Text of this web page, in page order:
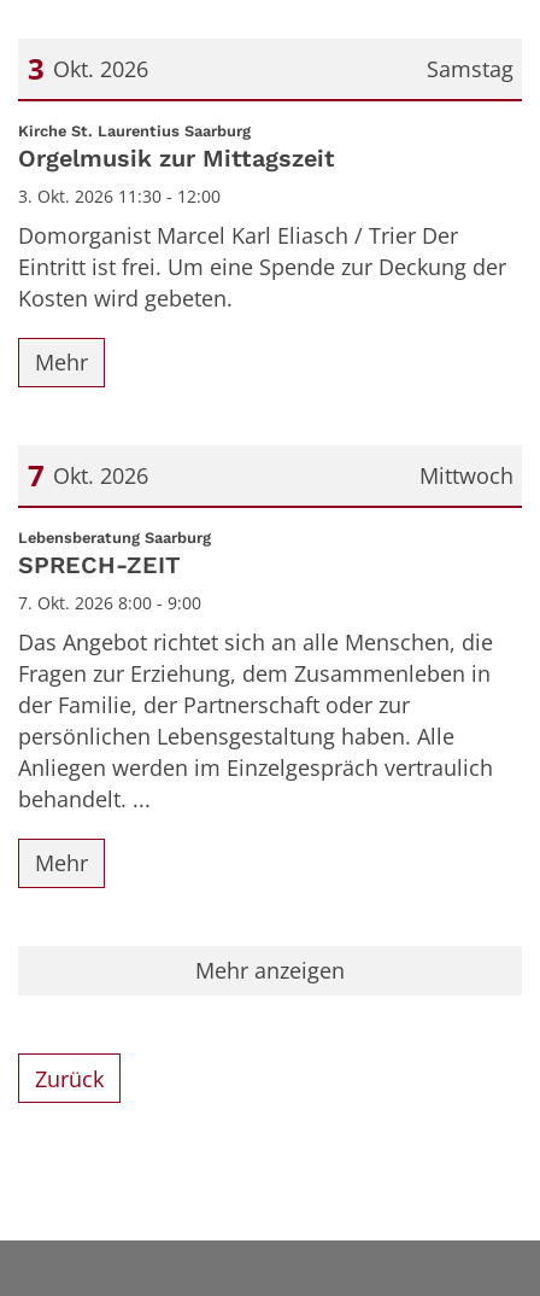
Samstag
3 Okt. 2026
Datum: 3. Oktober 2026
Kirche St. Laurentius Saarburg:
Orgelmusik zur Mittagszeit
3. Okt. 2026 11:30 - 12:00
Domorganist Marcel Karl Eliasch / Trier Der
Eintritt ist frei. Um eine Spende zur Deckung der
Kosten wird gebeten.
Mehr
Mittwoch
7 Okt. 2026
Datum: 7. Oktober 2026
Lebensberatung Saarburg:
SPRECH-ZEIT
7. Okt. 2026 8:00 - 9:00
Das Angebot richtet sich an alle Menschen, die
Fragen zur Erziehung, dem Zusammenleben in
der Familie, der Partnerschaft oder zur
persönlichen Lebensgestaltung haben. Alle
Anliegen werden im Einzelgespräch vertraulich
behandelt. ...
Mehr
Mehr anzeigen
Zurück